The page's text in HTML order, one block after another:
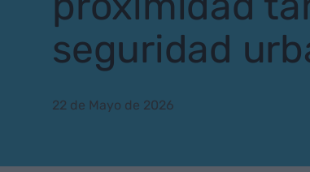
seguridad
22 de Mayo de 2026